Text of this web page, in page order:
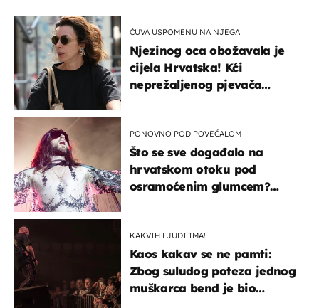
ČUVA USPOMENU NA NJEGA
Njezinog oca obožavala je
cijela Hrvatska! Kći
neprežaljenog pjevača
PONOVNO POD POVEĆALOM
Što se sve događalo na
hrvatskom otoku pod
osramoćenim glumcem?
KAKVIH LJUDI IMA!
Kaos kakav se ne pamti:
Zbog suludog poteza jednog
muškarca bend je bio